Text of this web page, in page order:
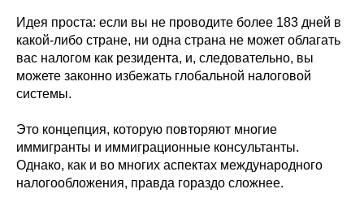
Идея проста: если вы не проводите более 183 дней в
какой-либо стране, ни одна страна не может облагать
вас налогом как резидента, и, следовательно, вы
можете законно избежать глобальной налоговой
системы.
Это концепция, которую повторяют многие
иммигранты и иммиграционные консультанты.
Однако, как и во многих аспектах международного
налогообложения, правда гораздо сложнее.